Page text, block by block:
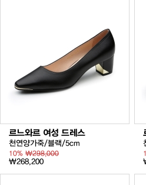
르느와르 여성 드레스
천연양가죽/블랙/5cm
10% ₩298,000
₩268,200